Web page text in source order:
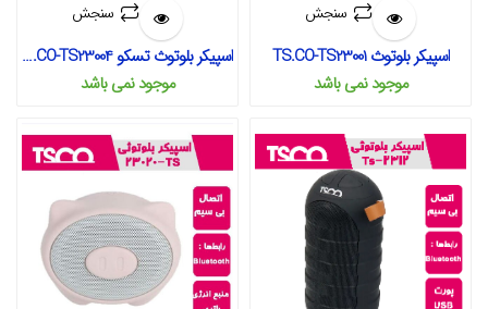
سنجش
اسپیکر بلوتوث TS.CO-TS23001
موجود نمی‌ باشد
سنجش
اسپیکر بلوتوث تسکو TS.CO-TS23004
موجود نمی‌ باشد